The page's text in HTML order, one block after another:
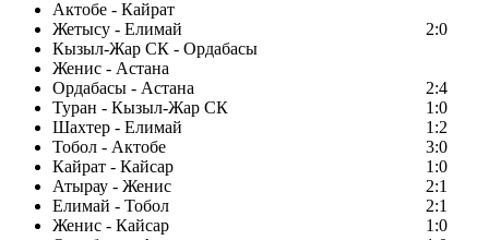
Актобе - Кайрат
Жетысу - Елимай
2:0
Кызыл-Жар СК - Ордабасы
Женис - Астана
Ордабасы - Астана
2:4
Туран - Кызыл-Жар СК
1:0
Шахтер - Елимай
1:2
Тобол - Актобе
3:0
Кайрат - Кайсар
1:0
Атырау - Женис
2:1
Елимай - Тобол
2:1
Женис - Кайсар
1:0